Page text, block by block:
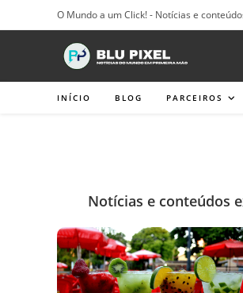
para
O Mundo a um Click! - Notícias e
INÍCIO BLOG PARCEIROS
Notícias e conteúdos